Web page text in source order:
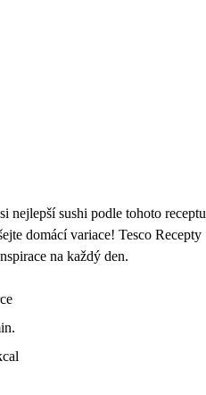
nejlepší sushi podle tohoto receptu
domácí variace! Tesco Recepty
na každý den.